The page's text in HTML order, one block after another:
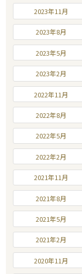
2023年11月
2023年8月
2023年5月
2023年2月
2022年11月
2022年8月
2022年5月
2022年2月
2021年11月
2021年8月
2021年5月
2021年2月
2020年11月